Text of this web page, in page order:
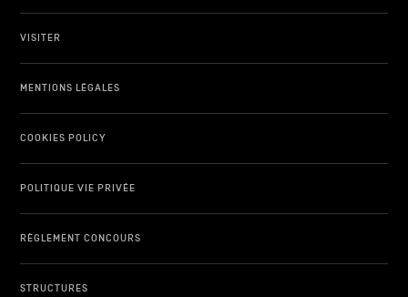
VISITER
MENTIONS LÉGALES
COOKIES POLICY
POLITIQUE VIE PRIVÉE
RÈGLEMENT CONCOURS
STRUCTURES